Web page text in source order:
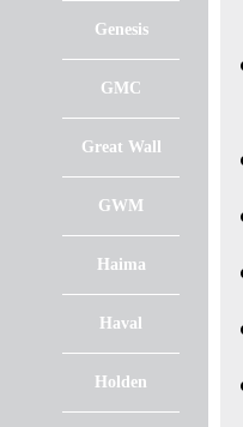
Genesis
GMC
Great Wall
GWM
Haima
Haval
Holden